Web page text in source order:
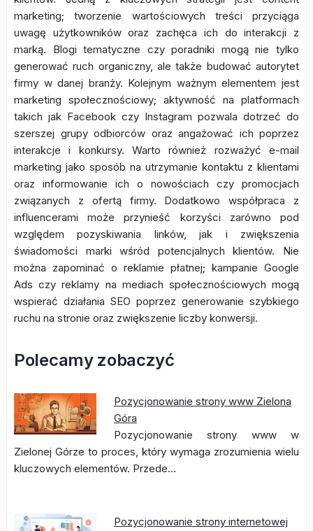
marketing; tworzenie wartościowych treści przyciąga
uwagę użytkowników oraz zachęca ich do interakcji z
marką. Blogi tematyczne czy poradniki mogą nie tylko
generować ruch organiczny, ale także budować autorytet
firmy w danej branży. Kolejnym ważnym elementem jest
marketing społecznościowy; aktywność na platformach
takich jak Facebook czy Instagram pozwala dotrzeć do
szerszej grupy odbiorców oraz angażować ich poprzez
interakcje i konkursy. Warto również rozważyć e-mail
marketing jako sposób na utrzymanie kontaktu z klientami
oraz informowanie ich o nowościach czy promocjach
związanych z ofertą firmy. Dodatkowo współpraca z
influencerami może przynieść korzyści zarówno pod
względem pozyskiwania linków, jak i zwiększenia
świadomości marki wśród potencjalnych klientów. Nie
można zapominać o reklamie płatnej; kampanie Google
Ads czy reklamy na mediach społecznościowych mogą
wspierać działania SEO poprzez generowanie szybkiego
ruchu na stronie oraz zwiększenie liczby konwersji.
Polecamy zobaczyć
Pozycjonowanie strony www Zielona
Góra
Pozycjonowanie strony www w
Zielonej Górze to proces, który wymaga zrozumienia wielu
kluczowych elementów. Przede…
Pozycjonowanie strony internetowej